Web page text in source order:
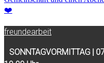
freundearbeit
SONNTAGVORMITTAG |